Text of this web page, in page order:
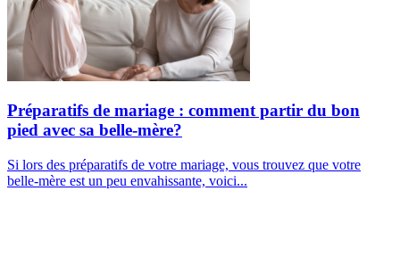
Préparatifs de mariage : comment partir du bon
pied avec sa belle-mère?
Si lors des préparatifs de votre mariage, vous trouvez que votre
belle-mère est un peu envahissante, voici...